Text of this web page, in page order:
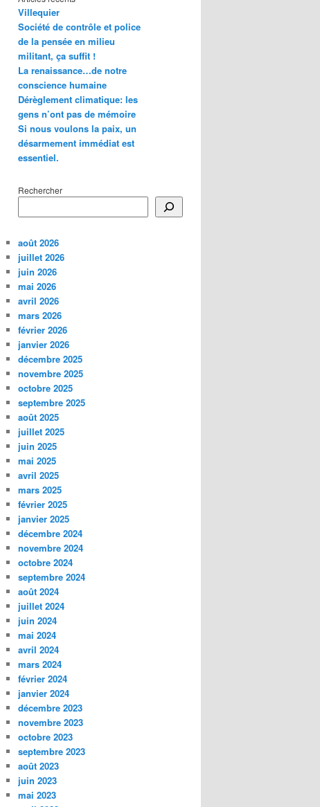
Villequier
Société de contrôle et police
de la pensée en milieu
militant, ça suffit !
La renaissance…de notre
conscience humaine
Dérèglement climatique: les
gens n’ont pas de mémoire
Si nous voulons la paix, un
désarmement immédiat est
essentiel.
Rechercher
août 2026
juillet 2026
juin 2026
mai 2026
avril 2026
mars 2026
février 2026
janvier 2026
décembre 2025
novembre 2025
octobre 2025
septembre 2025
août 2025
juillet 2025
juin 2025
mai 2025
avril 2025
mars 2025
février 2025
janvier 2025
décembre 2024
novembre 2024
octobre 2024
septembre 2024
août 2024
juillet 2024
juin 2024
mai 2024
avril 2024
mars 2024
février 2024
janvier 2024
décembre 2023
novembre 2023
octobre 2023
septembre 2023
août 2023
juin 2023
mai 2023